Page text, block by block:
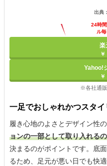
出典：
24時
ル
楽
￥
Yahoo!
￥
※各社通
一足でおしゃれかつスタ
履き心地のよさとデザイン性
ョンの一部として取り入れる
決まるのがポイントです。底
るため、足元が悪い日でも快